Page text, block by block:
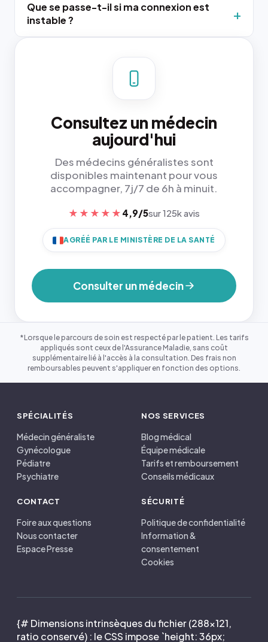
Que se passe-t-il si ma connexion est
instable ?
Consultez un médecin
aujourd'hui
Des médecins généralistes sont
disponibles maintenant pour vous
accompagner, 7j/7 de 6h à minuit.
★★★★★ 4,9/5sur 125k avis
AGRÉÉ PAR LE MINISTÈRE DE LA SANTÉ
Consulter un médecin
*Lorsque le parcours de soin est respecté par le patient. Les tarifs
appliqués sont ceux de l'Assurance Maladie, sans coût
supplémentaire lié à l'accès à la consultation. Des frais non
remboursables peuvent s'appliquer en fonction des options.
SPÉCIALITÉS
Médecin généraliste
Gynécologue
Pédiatre
Psychiatre
NOS SERVICES
Blog médical
Équipe médicale
Tarifs et remboursement
Conseils médicaux
CONTACT
Foire aux questions
Nous contacter
Espace Presse
SÉCURITÉ
Politique de confidentialité
Information &
consentement
Cookies
{# Dimensions intrinsèques du fichier (288×121,
ratio conservé) : le CSS impose `height: 36px;